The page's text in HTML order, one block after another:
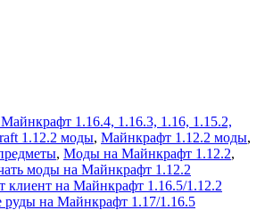
1.16.4, 1.16.3, 1.16, 1.15.2,
1.12.2 моды, Майнкрафт 1.12.2 моды,
, Моды на Майнкрафт 1.12.2,
моды на Майнкрафт 1.12.2
клиент на Майнкрафт 1.16.5/1.12.2
на Майнкрафт 1.17/1.16.5